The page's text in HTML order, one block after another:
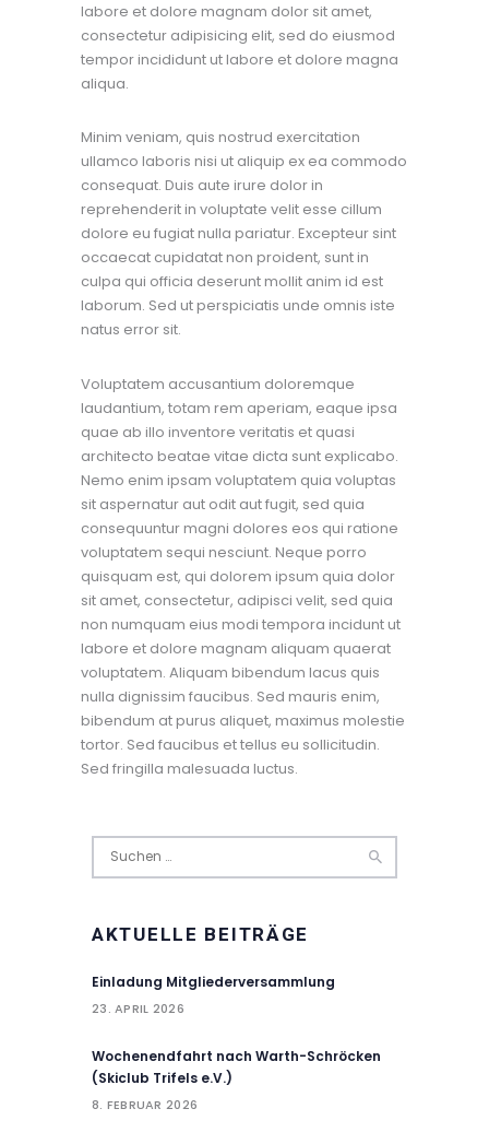
labore et dolore magnam dolor sit amet,
consectetur adipisicing elit, sed do eiusmod
tempor incididunt ut labore et dolore magna
aliqua.
Minim veniam, quis nostrud exercitation
ullamco laboris nisi ut aliquip ex ea commodo
consequat. Duis aute irure dolor in
reprehenderit in voluptate velit esse cillum
dolore eu fugiat nulla pariatur. Excepteur sint
occaecat cupidatat non proident, sunt in
culpa qui officia deserunt mollit anim id est
laborum. Sed ut perspiciatis unde omnis iste
natus error sit.
Voluptatem accusantium doloremque
laudantium, totam rem aperiam, eaque ipsa
quae ab illo inventore veritatis et quasi
architecto beatae vitae dicta sunt explicabo.
Nemo enim ipsam voluptatem quia voluptas
sit aspernatur aut odit aut fugit, sed quia
consequuntur magni dolores eos qui ratione
voluptatem sequi nesciunt. Neque porro
quisquam est, qui dolorem ipsum quia dolor
sit amet, consectetur, adipisci velit, sed quia
non numquam eius modi tempora incidunt ut
labore et dolore magnam aliquam quaerat
voluptatem. Aliquam bibendum lacus quis
nulla dignissim faucibus. Sed mauris enim,
bibendum at purus aliquet, maximus molestie
tortor. Sed faucibus et tellus eu sollicitudin.
Sed fringilla malesuada luctus.
AKTUELLE BEITRÄGE
Einladung Mitgliederversammlung
23. APRIL 2026
Wochenendfahrt nach Warth-Schröcken
(Skiclub Trifels e.V.)
8. FEBRUAR 2026